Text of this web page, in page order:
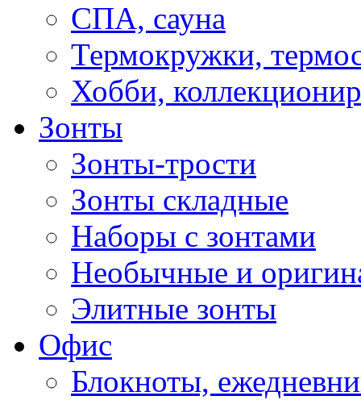
СПА, сауна
Термокружки,
Хобби,
Зонты
Зонты-трости
Зонты складные
Наборы с зонтами
Необычные и
Элитные зонты
Офис
Блокноты,